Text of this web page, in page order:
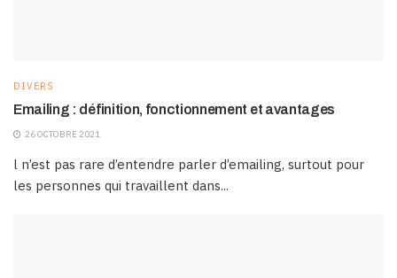
DIVERS
Emailing : définition, fonctionnement et avantages
26 OCTOBRE 2021
l n’est pas rare d’entendre parler d’emailing, surtout pour
les personnes qui travaillent dans...